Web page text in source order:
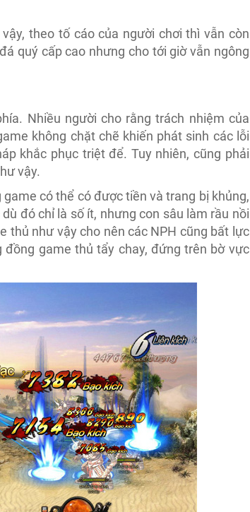
theo tố cáo của người chơi thì vẫn còn
quý cấp cao nhưng cho tới giờ vẫn ngông
Nhiều người cho rằng trách nhiệm của
không chặt chẽ khiến phát sinh các lỗi
khắc phục triệt để. Tuy nhiên, cũng phải
vậy.
có thể có được tiền và trang bị khủng,
đó chỉ là số ít, nhưng con sâu làm rầu nồi
thủ như vậy cho nên các NPH cũng bất lực
game thủ tẩy chay, đứng trên bờ vực